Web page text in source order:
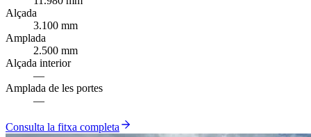
Alçada
3.100 mm
Amplada
2.500 mm
Alçada interior
—
Amplada de les portes
—
Consulta la fitxa completa